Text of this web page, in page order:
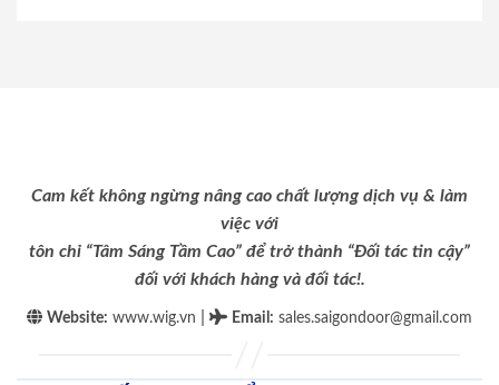
Cam kết không ngừng nâng cao chất lượng dịch vụ & làm
việc với
tôn chỉ “Tâm Sáng Tầm Cao” để trở thành “Đối tác tin cậy”
đối với khách hàng và đối tác!.
Website: www.wig.vn Email : sales.saigondoor@gmail.com